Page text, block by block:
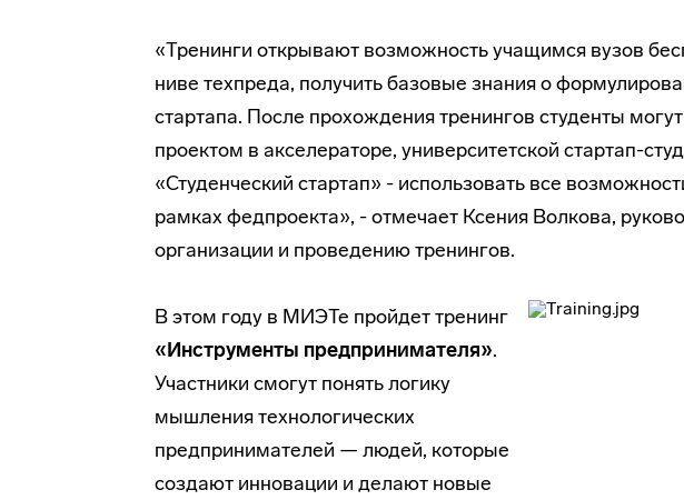
«Тренинги открывают возможность учащимся вузов
ниве техпреда, получить базовые знания о
стартапа. После прохождения тренингов студенты
проектом в акселераторе, университетской стартап-
«Студенческий стартап» - использовать все
рамках федпроекта», - отмечает Ксения Волкова,
организации и проведению тренингов.
В этом году в МИЭТе пройдет тренинг
«Инструменты предпринимателя».
Участники смогут понять логику
мышления технологических
предпринимателей — людей, которые
создают инновации и делают новые